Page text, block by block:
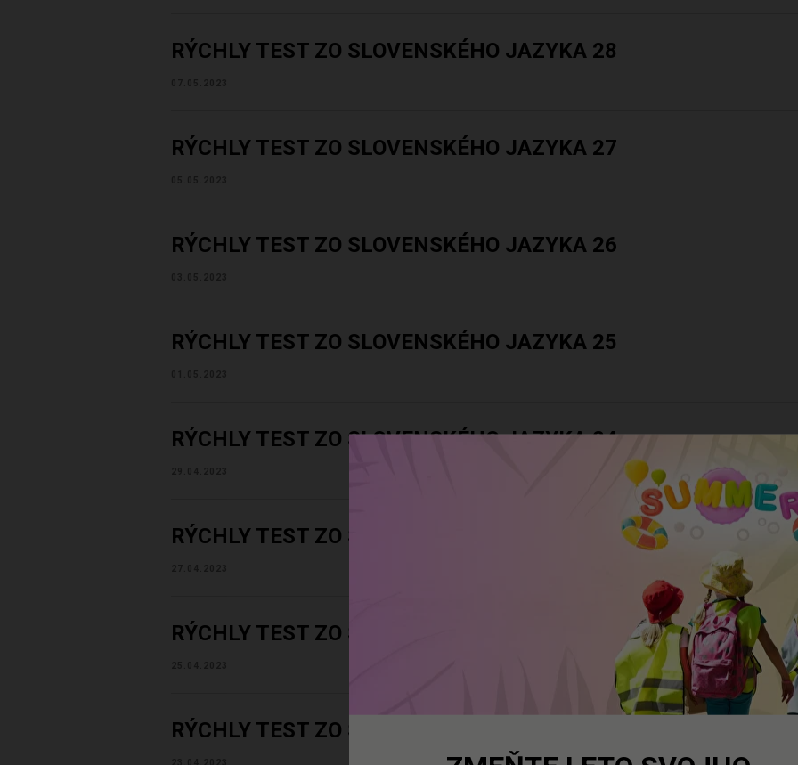
RÝCHLY TEST ZO SLOVENSKÉHO JAZYKA 28
RÝCHLY TEST ZO SLOVENSKÉHO JAZYKA 27
RÝCHLY TEST ZO SLOVENSKÉHO JAZYKA 26
RÝCHLY TEST ZO SLOVENSKÉHO JAZYKA 25
RÝCHLY TEST ZO SLOVENSKÉHO JAZYKA 24
RÝCHLY TEST ZO SLOVENSKÉHO JAZYKA 23
RÝCHLY TEST ZO SLOVENSKÉHO JAZYKA 22
RÝCHLY TEST ZO SLOVENSKÉHO JAZYKA 21